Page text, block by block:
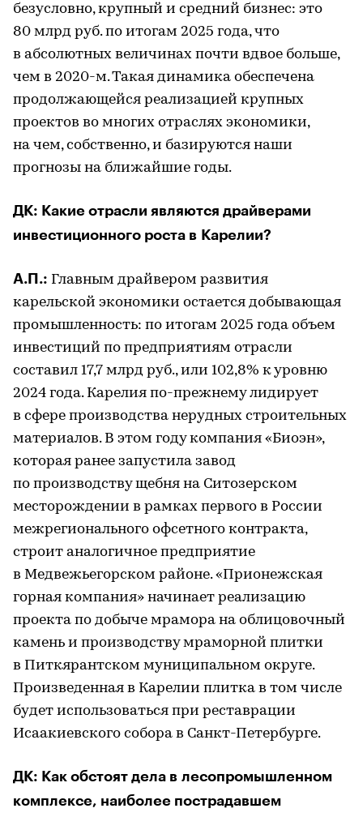
безусловно, крупный и средний бизнес: это
80 млрд руб. по итогам 2025 года, что
в абсолютных величинах почти вдвое больше,
чем в 2020-м. Такая динамика обеспечена
продолжающейся реализацией крупных
проектов во многих отраслях экономики,
на чем, собственно, и базируются наши
прогнозы на ближайшие годы.
ДК: Какие отрасли являются драйверами
инвестиционного роста в Карелии?
А.П.: Главным драйвером развития
карельской экономики остается добывающая
промышленность: по итогам 2025 года объем
инвестиций по предприятиям отрасли
составил 17,7 млрд руб., или 102,8% к уровню
2024 года. Карелия по-прежнему лидирует
в сфере производства нерудных строительных
материалов. В этом году компания «Биоэн»,
которая ранее запустила завод
по производству щебня на Ситозерском
месторождении в рамках первого в России
межрегионального офсетного контракта,
строит аналогичное предприятие
в Медвежьегорском районе. «Прионежская
горная компания» начинает реализацию
проекта по добыче мрамора на облицовочный
камень и производству мраморной плитки
в Питкярантском муниципальном округе.
Произведенная в Карелии плитка в том числе
будет использоваться при реставрации
Исаакиевского собора в Санкт-Петербурге.
ДК: Как обстоят дела в лесопромышленном
комплексе, наиболее пострадавшем